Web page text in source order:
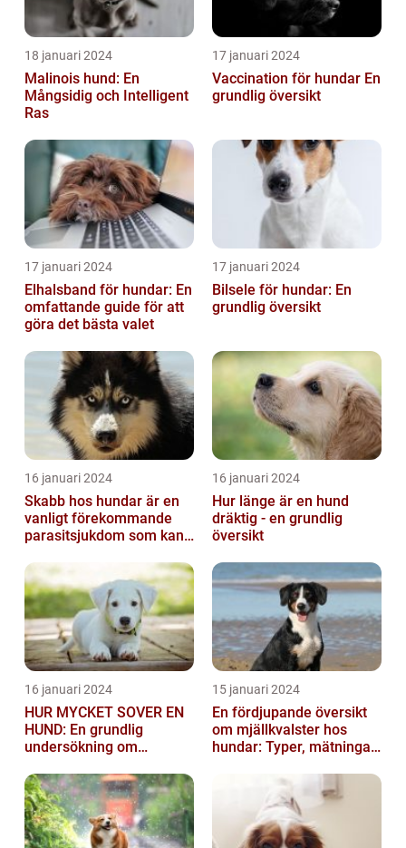
18 januari 2024
Malinois hund: En
Mångsidig och Intelligent
Ras
17 januari 2024
Vaccination för hundar En
grundlig översikt
17 januari 2024
Elhalsband för hundar: En
omfattande guide för att
göra det bästa valet
17 januari 2024
Bilsele för hundar: En
grundlig översikt
16 januari 2024
Skabb hos hundar är en
vanligt förekommande
parasitsjukdom som kan
och smittsa...
16 januari 2024
Hur länge är en hund
dräktig - en grundlig
översikt
16 januari 2024
HUR MYCKET SOVER EN
HUND: En grundlig
undersökning om
15 januari 2024
En fördjupande översikt
om mjällkvalster hos
hundar: Typer, mätningar